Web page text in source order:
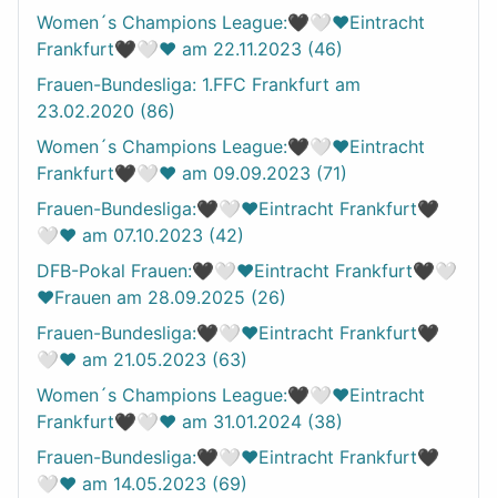
Women´s Champions League:🖤🤍❤️Eintracht
Frankfurt🖤🤍❤️ am 22.11.2023 (46)
Frauen-Bundesliga: 1.FFC Frankfurt am
23.02.2020 (86)
Women´s Champions League:🖤🤍❤️Eintracht
Frankfurt🖤🤍❤️ am 09.09.2023 (71)
Frauen-Bundesliga:🖤🤍❤️Eintracht Frankfurt🖤
🤍❤️ am 07.10.2023 (42)
DFB-Pokal Frauen:🖤🤍❤️Eintracht Frankfurt🖤🤍
❤️Frauen am 28.09.2025 (26)
Frauen-Bundesliga:🖤🤍❤️Eintracht Frankfurt🖤
🤍❤️ am 21.05.2023 (63)
Women´s Champions League:🖤🤍❤️Eintracht
Frankfurt🖤🤍❤️ am 31.01.2024 (38)
Frauen-Bundesliga:🖤🤍❤️Eintracht Frankfurt🖤
🤍❤️ am 14.05.2023 (69)